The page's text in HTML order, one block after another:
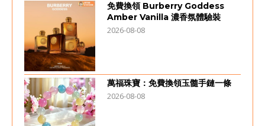
免費換領 Burberry Goddess
Amber Vanilla 濃香氛體驗裝
2026-08-08
萬福珠寶：免費換領玉髓手鏈一條
2026-08-08